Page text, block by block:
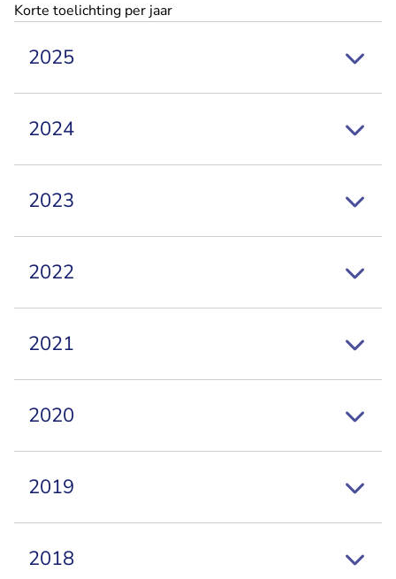
Korte toelichting per jaar
2025
2024
2023
2022
2021
2020
2019
2018